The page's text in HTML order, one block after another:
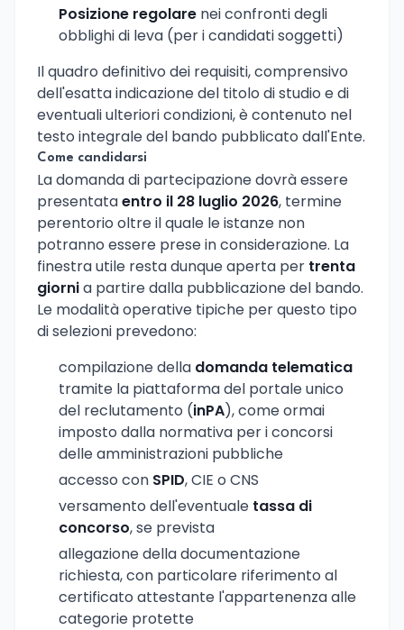
Posizione regolare nei confronti degli
obblighi di leva (per i candidati soggetti)
Il quadro definitivo dei requisiti, comprensivo
dell'esatta indicazione del titolo di studio e di
eventuali ulteriori condizioni, è contenuto nel
testo integrale del bando pubblicato dall'Ente.
Come candidarsi
La domanda di partecipazione dovrà essere
presentataentro il 28 luglio 2026, termine
perentorio oltre il quale le istanze non
potranno essere prese in considerazione. La
finestra utile resta dunque aperta per trenta
giornia partire dalla pubblicazione del bando.
Le modalità operative tipiche per questo tipo
di selezioni prevedono:
compilazione della domanda telematica
tramite la piattaforma del portale unico
del reclutamento (inPA), come ormai
imposto dalla normativa per i concorsi
delle amministrazioni pubbliche
accesso con SPID, CIE o CNS
versamento dell'eventuale tassa di
concorso, se prevista
allegazione della documentazione
richiesta, con particolare riferimento al
certificato attestante l'appartenenza alle
categorie protette